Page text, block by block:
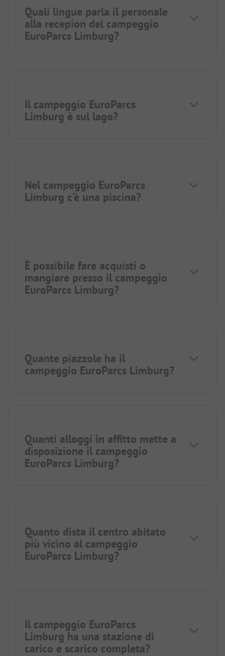
Quali lingue parla il personale
alla recepion del campeggio
EuroParcs Limburg?
Il campeggio EuroParcs
Limburg è sul lago?
Nel campeggio EuroParcs
Limburg c’è una piscina?
È possibile fare acquisti o
mangiare presso il campeggio
EuroParcs Limburg?
Quante piazzole ha il
campeggio EuroParcs Limburg?
Quanti alloggi in affitto mette a
disposizione il campeggio
EuroParcs Limburg?
Quanto dista il centro abitato
più vicino al campeggio
EuroParcs Limburg?
Il campeggio EuroParcs
Limburg ha una stazione di
carico e scarico completa?